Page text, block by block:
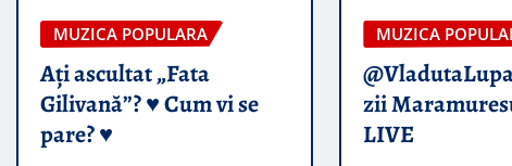
MUZICA POPULARA
Ați ascultat „Fata
Gilivană”? ♥️ Cum vi se
pare? ♥️
MUZICA
zii
LIVE